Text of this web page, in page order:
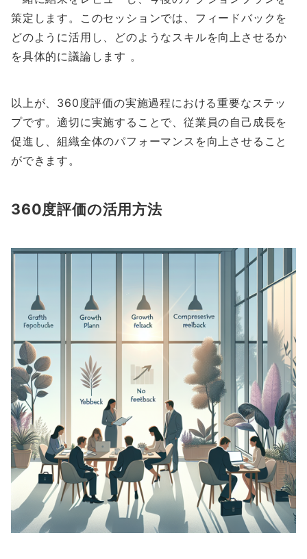
策定します。このセッションでは、フィードバックを
どのように活用し、どのようなスキルを向上させるか
を具体的に議論します 。
以上が、360度評価の実施過程における重要なステッ
プです。適切に実施することで、従業員の自己成長を
促進し、組織全体のパフォーマンスを向上させること
ができます。
360度評価の活用方法